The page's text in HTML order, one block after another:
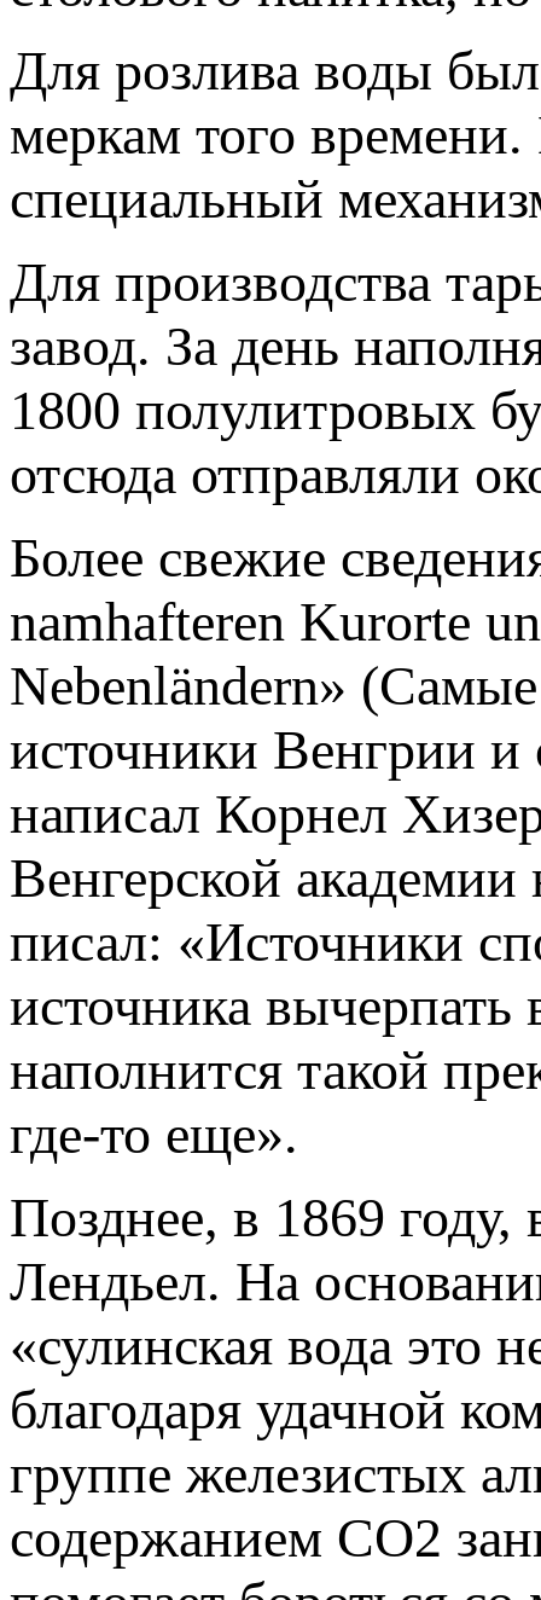
Для розлива воды
меркам того
специальный
Для производства
завод. За день
1800 полулитровых
отсюда отправляли
Более свежие
namhafteren Kurorte
Nebenländern»
источники Венгрии и
написал Корнел
Венгерской
писал: «Источники
источника вычерпать
наполнится такой
где-то еще».
Позднее, в 1869
Лендьел. На
«сулинская вода это
благодаря удачной
группе железистых
содержанием CO2